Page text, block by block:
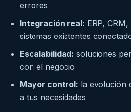
errores
Integración real: ERP,
sistemas existentes
Escalabilidad: soluciones
con el negocio
Mayor control: la evolución
a tus necesidades